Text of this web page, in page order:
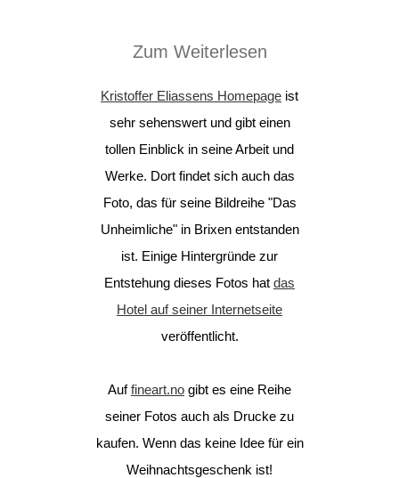
Zum Weiterlesen
Kristoffer Eliassens Homepage ist
sehr sehenswert und gibt einen
tollen Einblick in seine Arbeit und
Werke. Dort findet sich auch das
Foto, das für seine Bildreihe "Das
Unheimliche" in Brixen entstanden
ist. Einige Hintergründe zur
Entstehung dieses Fotos hat das
Hotel auf seiner Internetseite
veröffentlicht.
Auffineart.no gibt es eine Reihe
seiner Fotos auch als Drucke zu
kaufen. Wenn das keine Idee für ein
Weihnachtsgeschenk ist!